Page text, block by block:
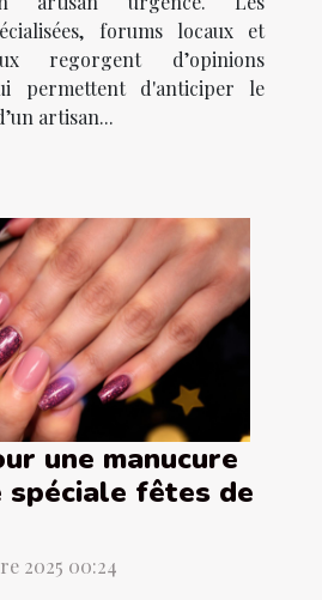
forums locaux et
regorgent d’opinions
permettent d'anticiper le
artisan...
une manucure
fêtes de
2025 00:24